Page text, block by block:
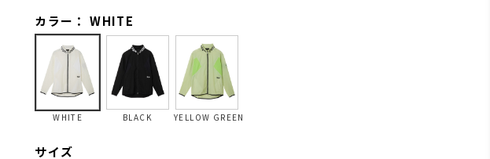
カラー： WHITE
WHITE BLACK YELLOW GREEN
サイズ